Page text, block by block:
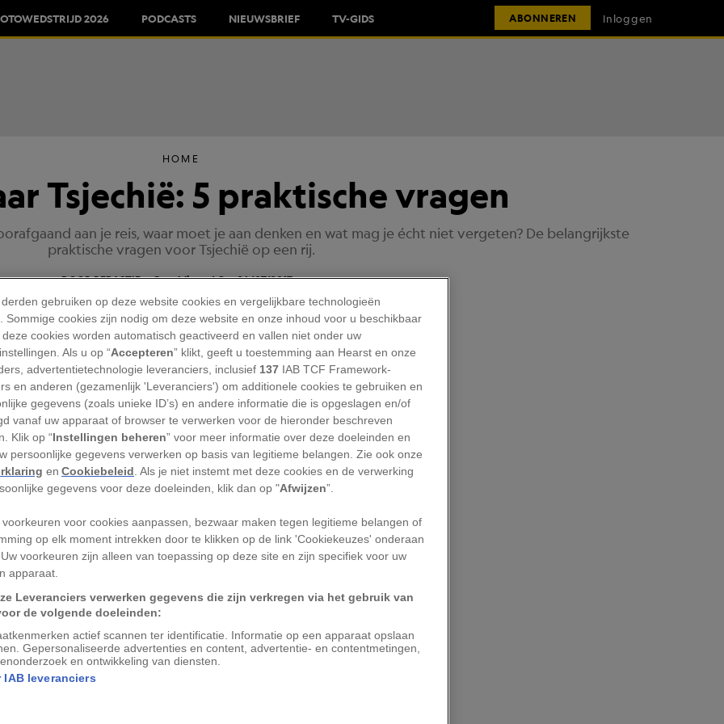
2026 PODCASTS NIEUWSBRIEF TV-GIDS ABONNEREN Inloggen
HOME
Tsjechië: 5 praktische vragen
aan je reis, waar moet je aan denken en wat mag je écht niet vergeten? De belangrijkste
praktische vragen voor Tsjechië op een rij.
DOOR REDACTIE Gepubliceerd Op: 06/07/2017
om naar Tsjechië te
regen en is het redelijk druk. Daarom
reizen. Vooral in het oosten
de zomers heet, in het westen is het
je nodig?
nodig. Een geldig paspoort of
is het handig om te weten dat je
geldig is en je dus geen internationaal
gebruiken op deze website cookies en vergelijkbare technologieën
Sommige cookies zijn nodig om deze website en onze inhoud voor u beschikbaar
cookies worden automatisch geactiveerd en vallen niet onder uw
Als u op “Accepteren” klikt, geeft u toestemming aan Hearst en onze
advertentietechnologie leveranciers, inclusief 137 IAB TCF Framework-
en anderen (gezamenlijk 'Leveranciers') om additionele cookies te gebruiken en
gegevens (zoals unieke ID’s) en andere informatie die is opgeslagen en/of
vanaf uw apparaat of browser te verwerken voor de hieronder beschreven
Klik op “Instellingen beheren” voor meer informatie over deze doeleinden en
persoonlijke gegevens verwerken op basis van legitieme belangen. Zie ook onze
enCookiebeleid . Als je niet instemt met deze cookies en de verwerking
gegevens voor deze doeleinden, klik dan op "Afwijzen”.
voorkeuren voor cookies aanpassen, bezwaar maken tegen legitieme belangen of
op elk moment intrekken door te klikken op de link 'Cookiekeuzes' onderaan
voorkeuren zijn alleen van toepassing op deze site en zijn specifiek voor uw
apparaat.
Leveranciers verwerken gegevens die zijn verkregen via het gebruik van
de volgende doeleinden:
actief scannen ter identificatie. Informatie op een apparaat opslaan
Gepersonaliseerde advertenties en content, advertentie- en contentmetingen,
en ontwikkeling van diensten.
IAB leveranciers